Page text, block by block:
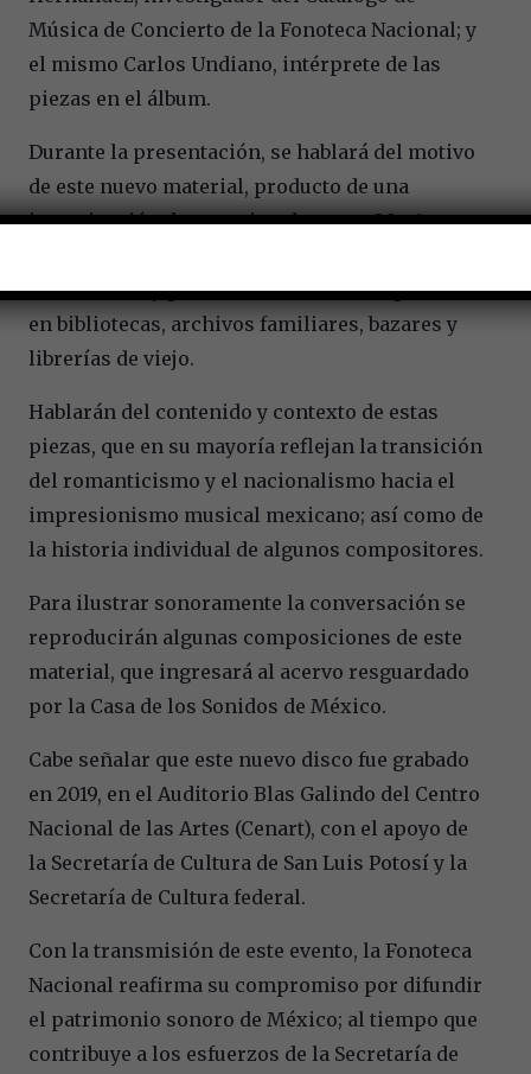
Música de Concierto de la Fonoteca Nacional; y
el mismo Carlos Undiano, intérprete de las
piezas en el álbum.
Durante la presentación, se hablará del motivo
de este nuevo material, producto de una
investigación de aproximadamente 30 años,
documentos y partituras de la música potosina
en bibliotecas, archivos familiares, bazares y
librerías de viejo.
Hablarán del contenido y contexto de estas
piezas, que en su mayoría reflejan la transición
del romanticismo y el nacionalismo hacia el
impresionismo musical mexicano; así como de
la historia individual de algunos compositores.
Para ilustrar sonoramente la conversación se
reproducirán algunas composiciones de este
material, que ingresará al acervo resguardado
por la Casa de los Sonidos de México.
Cabe señalar que este nuevo disco fue grabado
en 2019, en el Auditorio Blas Galindo del Centro
Nacional de las Artes (Cenart), con el apoyo de
la Secretaría de Cultura de San Luis Potosí y la
Secretaría de Cultura federal.
Con la transmisión de este evento, la Fonoteca
Nacional reafirma su compromiso por difundir
el patrimonio sonoro de México; al tiempo que
contribuye a los esfuerzos de la Secretaría de